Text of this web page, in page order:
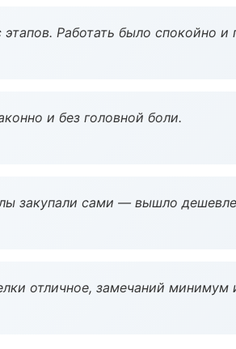
Работать было спокойно и
и без головной боли.
закупали сами — вышло
отличное, замечаний минимум